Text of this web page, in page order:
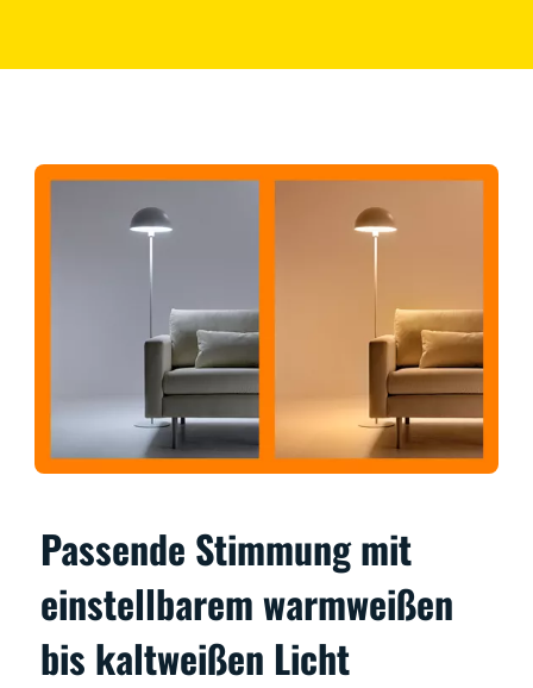
Passende Stimmung mit
einstellbarem warmweißen
bis kaltweißen Licht